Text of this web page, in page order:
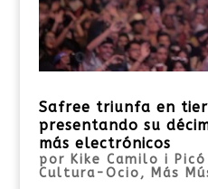
Safree triunfa en
presentando su
más electrónicos
por Kike Camilo i Picó
Cultura-Ocio, Más